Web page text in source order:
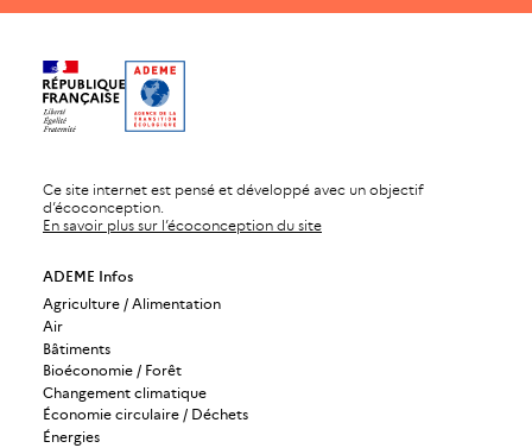
Ce site internet est pensé et développé avec un objectif
d’écoconception.
En savoir plus sur l’écoconception du site
ADEME Infos
Agriculture / Alimentation
Air
Bâtiments
Bioéconomie / Forêt
Changement climatique
Économie circulaire / Déchets
Énergies